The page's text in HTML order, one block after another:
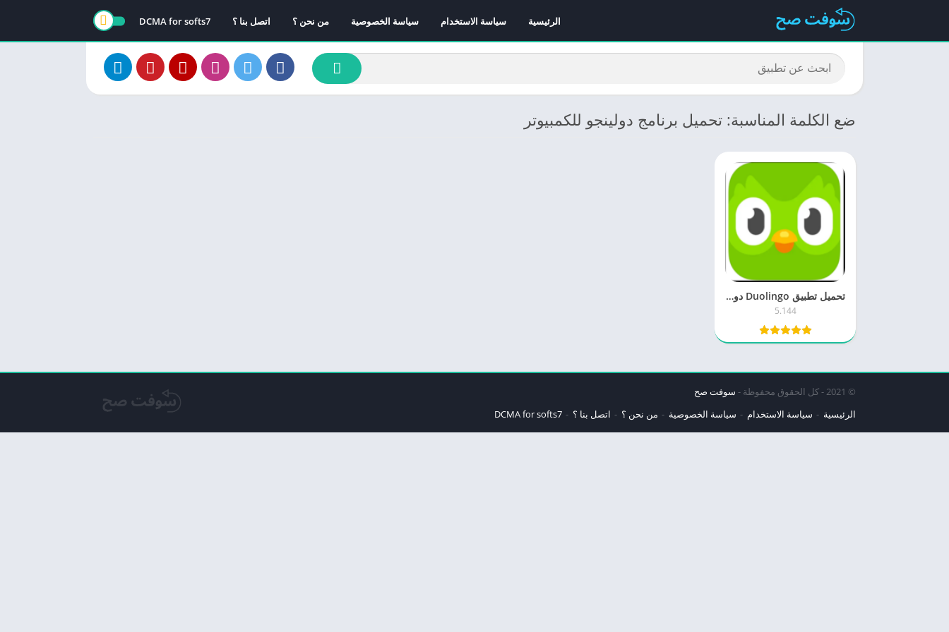
الرئيسية سياسة الاستخدام سياسة الخصوصية من نحن ؟ اتصل بنا ؟ DCMA for softs7
ضع الكلمة المناسبة: تحميل برنامج دولينجو للكمبيوتر
تحميل تطبيق Duolingo ‏دوولينجو 5.1 لتعلم اللغات مجانا اخر اصدار
5.144
© 2021 - كل الحقوق محفوظة -
سوفت صح
الرئيسية
سياسة الاستخدام سياسة الخصوصية من نحن ؟ اتصل بنا ؟ DCMA for softs7